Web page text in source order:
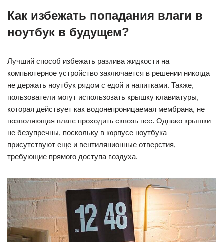
Как избежать попадания влаги в
ноутбук в будущем?
Лучший способ избежать разлива жидкости на
компьютерное устройство заключается в решении никогда
не держать ноутбук рядом с едой и напитками. Также,
пользователи могут использовать крышку клавиатуры,
которая действует как водонепроницаемая мембрана, не
позволяющая влаге проходить сквозь нее. Однако крышки
не безупречны, поскольку в корпусе ноутбука
присутствуют еще и вентиляционные отверстия,
требующие прямого доступа воздуха.